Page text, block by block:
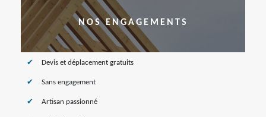
NOS ENGAGEMENTS
Devis et déplacement gratuits
Sans engagement
Artisan passionné